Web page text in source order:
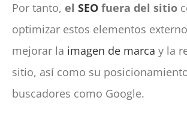
Por tanto, elSEO fuera del sitio
optimizar estos elementos
mejorar la imagen de marca y la
sitio, así como su
buscadores como Google.